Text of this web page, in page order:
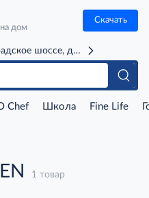
дом
Скачать
шоссе, д. 71Г (м. Речной
Chef Школа Fine Life
1 товар